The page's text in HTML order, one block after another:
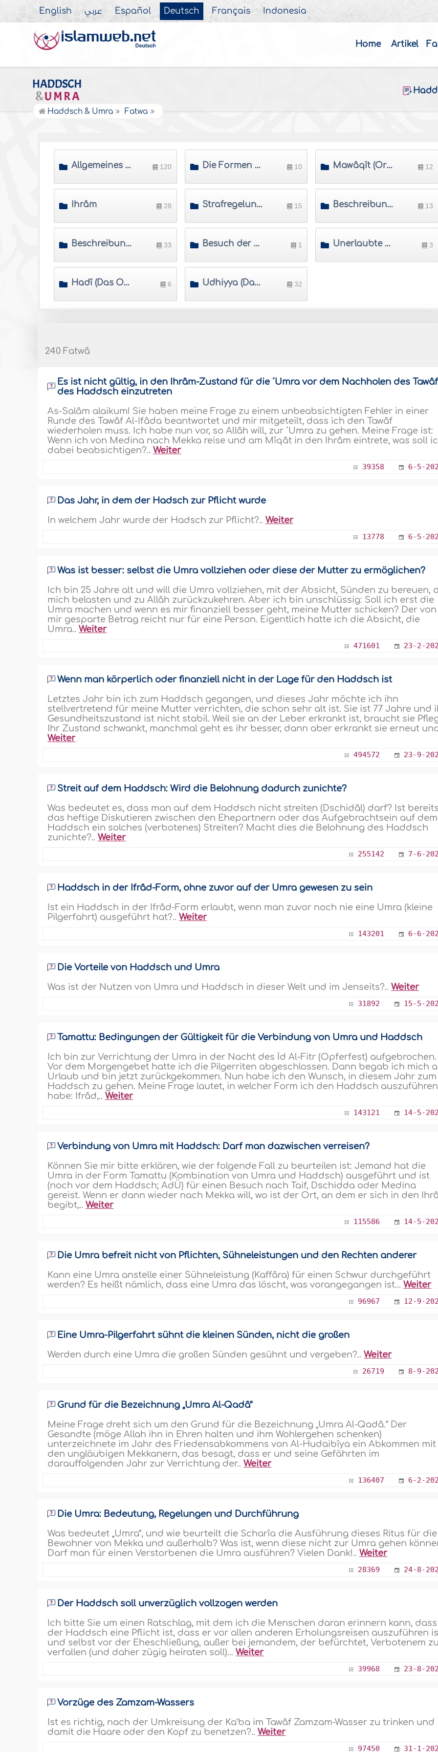
English عربي Español Deutsch Français Indonesia
Home Artikel
Haddsch & Umra Fatwa
Allgemeines über Haddsch und 'Umra 120 Die Formen der Haddsch 10 Mawâqît (Orte und Zeiten der Haddsch) 12
Ihrâm 28 Strafregelung für Übertretungen des Ihrâm 15 Beschreibung der 'Umra 13
Beschreibung der Haddsch 33 Besuch der Prophetenmoschee 1 Unerlaubte Neuerungen in Haddsch und 'Umra 3
Hadî (Das Opfertier in der Haddsch) 6 Udhiyya (Das Opfertier an 'Id Al-Adhâ) 32
240 Fatwâ
Es ist nicht gültig, in den Ihrâm-Zustand für die ´Umra vor dem Nachholen des Tawâf
des Haddsch einzutreten
As-Salâm alaikum! Sie haben meine Frage zu einem unbeabsichtigten Fehler in einer
Runde des Tawâf Al-Ifâda beantwortet und mir mitgeteilt, dass ich den Tawâf
wiederholen muss. Ich habe nun vor, so Allâh will, zur ´Umra zu gehen. Meine Frage ist:
Wenn ich von Medina nach Mekka reise und am Mîqât in den Ihrâm eintrete, was soll
dabei beabsichtigen?..Weiter
39358 6-5-
Das Jahr, in dem der Hadsch zur Pflicht wurde
In welchem Jahr wurde der Hadsch zur Pflicht?..Weiter
13778 6-5-
Was ist besser: selbst die Umra vollziehen oder diese der Mutter zu ermöglichen?
Ich bin 25 Jahre alt und will die Umra vollziehen, mit der Absicht, Sünden zu bereuen,
mich belasten und zu Allâh zurückzukehren. Aber ich bin unschlüssig: Soll ich erst die
Umra machen und wenn es mir finanziell besser geht, meine Mutter schicken? Der von
mir gesparte Betrag reicht nur für eine Person. Eigentlich hatte ich die Absicht, die
Umra..Weiter
471601 23-2-
Wenn man körperlich oder finanziell nicht in der Lage für den Haddsch ist
Letztes Jahr bin ich zum Haddsch gegangen, und dieses Jahr möchte ich ihn
stellvertretend für meine Mutter verrichten, die schon sehr alt ist. Sie ist 77 Jahre und
Gesundheitszustand ist nicht stabil. Weil sie an der Leber erkrankt ist, braucht sie
Ihr Zustand schwankt, manchmal geht es ihr besser, dann aber erkrankt sie erneut
Weiter
494572 23-9-
Streit auf dem Haddsch: Wird die Belohnung dadurch zunichte?
Was bedeutet es, dass man auf dem Haddsch nicht streiten (Dschidâl) darf? Ist bereits
das heftige Diskutieren zwischen den Ehepartnern oder das Aufgebrachtsein auf dem
Haddsch ein solches (verbotenes) Streiten? Macht dies die Belohnung des Haddsch
zunichte?..Weiter
255142 7-6-
Haddsch in der Ifrâd-Form, ohne zuvor auf der Umra gewesen zu sein
Ist ein Haddsch in der Ifrâd-Form erlaubt, wenn man zuvor noch nie eine Umra (kleine
Pilgerfahrt) ausgeführt hat?..Weiter
143201 6-6-
Die Vorteile von Haddsch und Umra
Was ist der Nutzen von Umra und Haddsch in dieser Welt und im Jenseits?..Weiter
31892 15-5-
Tamattu: Bedingungen der Gültigkeit für die Verbindung von Umra und Haddsch
Ich bin zur Verrichtung der Umra in der Nacht des Îd Al-Fitr (Opferfest) aufgebrochen.
Vor dem Morgengebet hatte ich die Pilgerriten abgeschlossen. Dann begab ich mich
Urlaub und bin jetzt zurückgekommen. Nun habe ich den Wunsch, in diesem Jahr zum
Haddsch zu gehen. Meine Frage lautet, in welcher Form ich den Haddsch auszuführen
habe: Ifrâd,..Weiter
143121 14-5-
Verbindung von Umra mit Haddsch: Darf man dazwischen verreisen?
Können Sie mir bitte erklären, wie der folgende Fall zu beurteilen ist: Jemand hat die
Umra in der Form Tamattu (Kombination von Umra und Haddsch) ausgeführt und ist
(noch vor dem Haddsch; AdÜ) für einen Besuch nach Taif, Dschidda oder Medina
gereist. Wenn er dann wieder nach Mekka will, wo ist der Ort, an dem er sich in den
begibt,..Weiter
115586 14-5-
Die Umra befreit nicht von Pflichten, Sühneleistungen und den Rechten anderer
Kann eine Umra anstelle einer Sühneleistung (Kaffâra) für einen Schwur durchgeführt
werden? Es heißt nämlich, dass eine Umra das löscht, was vorangegangen ist...Weiter
96967 12-9-
Eine Umra-Pilgerfahrt sühnt die kleinen Sünden, nicht die großen
Werden durch eine Umra die großen Sünden gesühnt und vergeben?..Weiter
26719 8-9-
Grund für die Bezeichnung „Umra Al-Qadâ“
Meine Frage dreht sich um den Grund für die Bezeichnung „Umra Al-Qadâ.“ Der
Gesandte (möge Allah ihn in Ehren halten und ihm Wohlergehen schenken)
unterzeichnete im Jahr des Friedensabkommens von Al-Hudaibîya ein Abkommen mit
den ungläubigen Mekkanern, das besagt, dass er und seine Gefährten im
darauffolgenden Jahr zur Verrichtung der..Weiter
136407 6-2-
Die Umra: Bedeutung, Regelungen und Durchführung
Was bedeutet „Umra“, und wie beurteilt die Scharîa die Ausführung dieses Ritus für die
Bewohner von Mekka und außerhalb? Was ist, wenn diese nicht zur Umra gehen
Darf man für einen Verstorbenen die Umra ausführen? Vielen Dank!..Weiter
28369 24-8-
Der Haddsch soll unverzüglich vollzogen werden
Ich bitte Sie um einen Ratschlag, mit dem ich die Menschen daran erinnern kann, dass
der Haddsch eine Pflicht ist, dass er vor allen anderen Erholungsreisen auszuführen
und selbst vor der Eheschließung, außer bei jemandem, der befürchtet, Verbotenem zu
verfallen (und daher zügig heiraten soll)...Weiter
39968 23-8-
Vorzüge des Zamzam-Wassers
Ist es richtig, nach der Umkreisung der Ka‘ba im Tawâf Zamzam-Wasser zu trinken und
damit die Haare oder den Kopf zu benetzen?..Weiter
97450 31-1-